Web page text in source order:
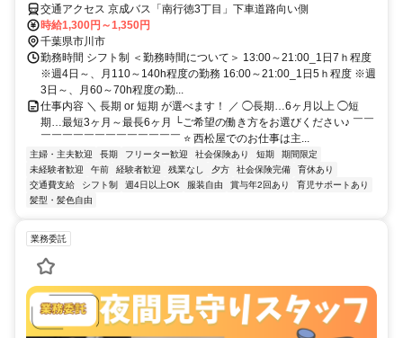
交通アクセス 京成バス「南行徳3丁目」下車道路向い側
時給1,300円～1,350円
千葉県市川市
勤務時間 シフト制 ＜勤務時間について＞ 13:00～21:00_1日7ｈ程度
※週4日～、月110～140h程度の勤務 16:00～21:00_1日5ｈ程度 ※週
3日～、月60～70h程度の勤...
仕事内容 ＼ 長期 or 短期 が選べます！ ／ ◯長期…6ヶ月以上 ◯短
期…最短3ヶ月～最長6ヶ月 └ご希望の働き方をお選びください♪ ￣￣
￣￣￣￣￣￣￣￣￣￣￣￣￣ ⭐️ 西松屋でのお仕事は主...
主婦・主夫歓迎 長期 フリーター歓迎 社会保険あり 短期
期間限定
未経験者歓迎
午前 経験者歓迎 残業なし 夕方 社会保険完備
育休あり
交通費支給
シフト制 週4日以上OK 服装自由 賞与年2回あり
育児サポートあり
髪型・髪色自由
業務委託